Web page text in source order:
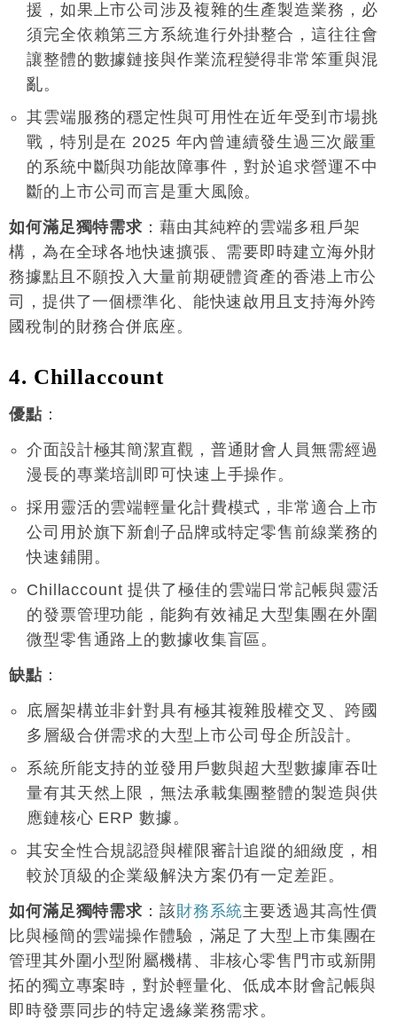
援，如果上市公司涉及複雜的生產製造業務，必
須完全依賴第三方系統進行外掛整合，這往往會
讓整體的數據鏈接與作業流程變得非常笨重與混
亂。
其雲端服務的穩定性與可用性在近年受到市場挑
戰，特別是在 2025 年內曾連續發生過三次嚴重
的系統中斷與功能故障事件，對於追求營運不中
斷的上市公司而言是重大風險。
如何滿足獨特需求 ：藉由其純粹的雲端多租戶架
構，為在全球各地快速擴張、需要即時建立海外財
務據點且不願投入大量前期硬體資產的香港上市公
司，提供了一個標準化、能快速啟用且支持海外跨
國稅制的財務合併底座。
4. Chillaccount
優點 ：
介面設計極其簡潔直觀，普通財會人員無需經過
漫長的專業培訓即可快速上手操作。
採用靈活的雲端輕量化計費模式，非常適合上市
公司用於旗下新創子品牌或特定零售前線業務的
快速鋪開 。
Chillaccount 提供了極佳的雲端日常記帳與靈活
的發票管理功能，能夠有效補足大型集團在外圍
微型零售通路上的數據收集盲區 。
缺點 ：
底層架構並非針對具有極其複雜股權交叉、跨國
多層級合併需求的大型上市公司母企所設計。
系統所能支持的並發用戶數與超大型數據庫吞吐
量有其天然上限，無法承載集團整體的製造與供
應鏈核心 ERP 數據。
其安全性合規認證與權限審計追蹤的細緻度，相
較於頂級的企業級解決方案仍有一定差距。
如何滿足獨特需求 ：該財務系統主要透過其高性價
比與極簡的雲端操作體驗，滿足了大型上市集團在
管理其外圍小型附屬機構、非核心零售門市或新開
拓的獨立專案時，對於輕量化、低成本財會記帳與
即時發票同步的特定邊緣業務需求。